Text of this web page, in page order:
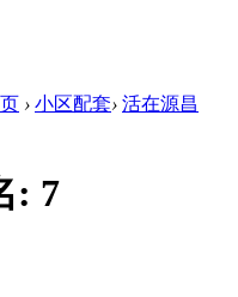
› 小区配套› 活在源昌
: 7